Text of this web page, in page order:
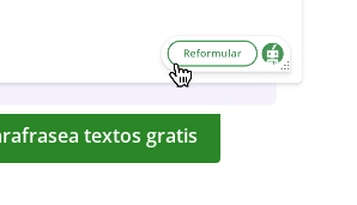
textos gratis